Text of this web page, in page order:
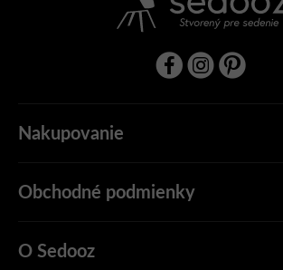
Nakupovanie
Obchodné podmienky
O Sedooz